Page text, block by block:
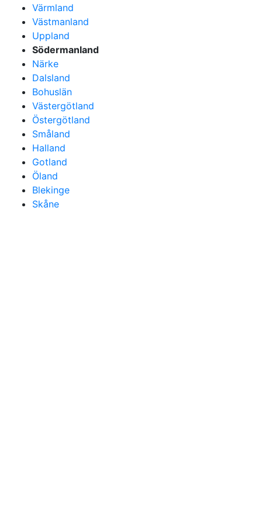
Värmland
Västmanland
Uppland
Södermanland
Närke
Dalsland
Bohuslän
Västergötland
Östergötland
Småland
Halland
Gotland
Öland
Blekinge
Skåne